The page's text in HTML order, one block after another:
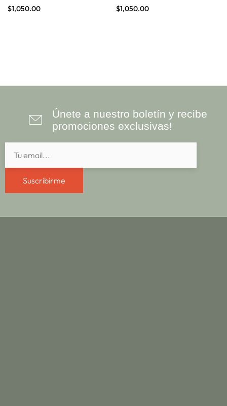
$1,050.00 $1,050.00
Únete a nuestro boletín y recibe
promociones exclusivas!
Suscribirme